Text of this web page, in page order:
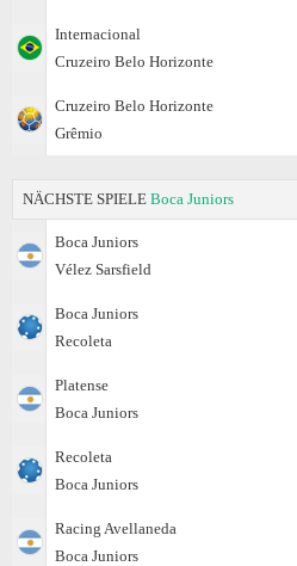
Internacional
Cruzeiro Belo Horizonte
Cruzeiro Belo Horizonte
Grêmio
NÄCHSTE SPIELE Boca Juniors
Boca Juniors
Vélez Sarsfield
Boca Juniors
Recoleta
Platense
Boca Juniors
Recoleta
Boca Juniors
Racing Avellaneda
Boca Juniors